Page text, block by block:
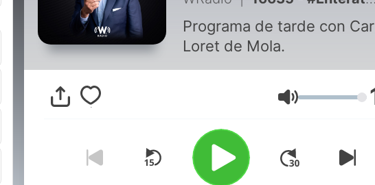
Programa de tarde con
Loret de Mola.
Volume